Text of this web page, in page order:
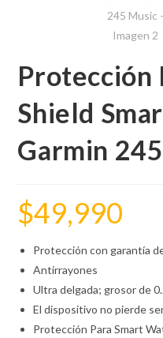
Protección
Shield
Garmin
$49,990
Protección con garantía
Antirrayones
Ultra delgada; grosor de
El dispositivo no pierde
Protección Para Smart